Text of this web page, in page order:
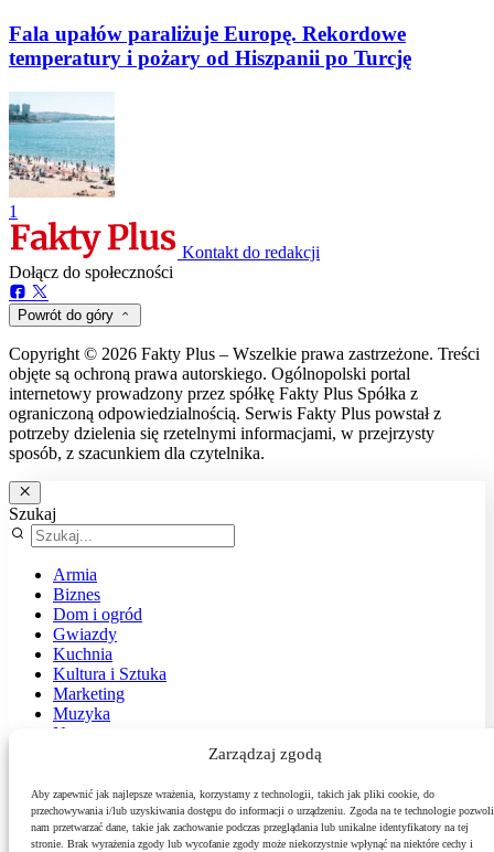
Zarządzaj zgodą
Aby zapewnić jak najlepsze wrażenia, korzystamy z technologii, takich jak pliki cookie, do
przechowywania i/lub uzyskiwania dostępu do informacji o urządzeniu. Zgoda na te technologie pozwoli
nam przetwarzać dane, takie jak zachowanie podczas przeglądania lub unikalne identyfikatory na tej
stronie. Brak wyrażenia zgody lub wycofanie zgody może niekorzystnie wpłynąć na niektóre cechy i
Fala upałów paraliżuje Europę. Rekordowe
temperatury i pożary od Hiszpanii po Turcję
1
Kontakt do redakcji
Dołącz do społeczności
Powrót do góry
Copyright © 2026 Fakty Plus – Wszelkie prawa zastrzeżone. Treści
objęte są ochroną prawa autorskiego. Ogólnopolski portal
internetowy prowadzony przez spółkę Fakty Plus Spółka z
ograniczoną odpowiedzialnością. Serwis Fakty Plus powstał z
potrzeby dzielenia się rzetelnymi informacjami, w przejrzysty
sposób, z szacunkiem dla czytelnika.
Szukaj
Armia
Biznes
Dom i ogród
Gwiazdy
Kuchnia
Kultura i Sztuka
Marketing
Muzyka
Nasz temat
Polityka
Sport
Środowisko